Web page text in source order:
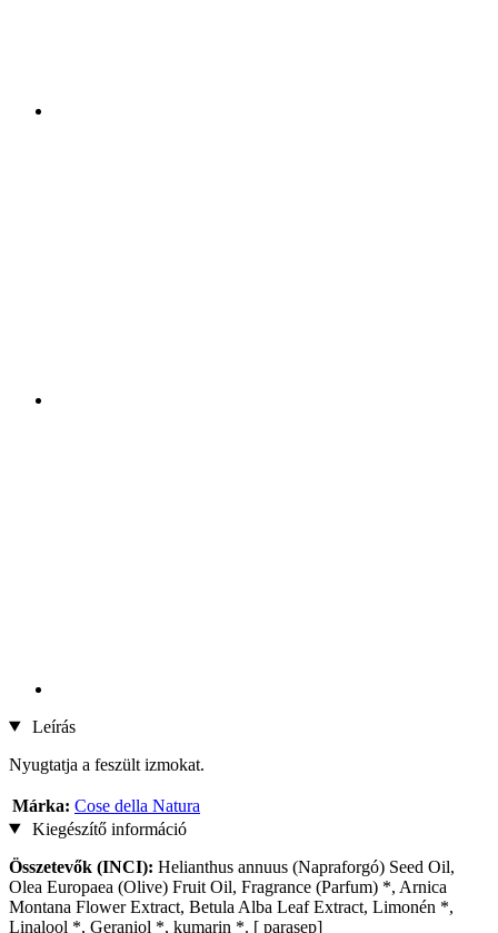
Leírás
Nyugtatja a feszült izmokat.
Márka: Cose della Natura
Kiegészítő információ
Összetevők (INCI): Helianthus annuus (Napraforgó) Seed Oil,
Olea Europaea (Olive) Fruit Oil, Fragrance (Parfum) *, Arnica
Montana Flower Extract, Betula Alba Leaf Extract, Limonén *,
Linalool *, Geraniol *, kumarin *. [ parasep]